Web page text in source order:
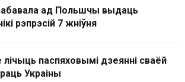
ад Польшчы выдаць
рэпрэсій 7 жніўня
лічыць паспяховымі дзеянні сваёй
Украіны